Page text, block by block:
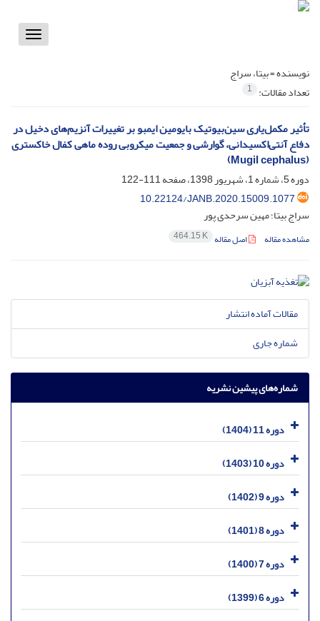
Toggle
نویسنده =بیتا، سراج
تعداد مقالات: 1
تأثیر مکمل‌یاری سین‌بیوتیک بایومین ایمبو بر تغییرات آنزیم‌های دخیل در
دفاع آنتی‌اکسیدانی، گوارشی و جمعیت میکروبی روده ماهی کفال خاکستری
(Mugil cephalus)
دوره 5، شماره 1، شهریور 1398، صفحه
111-122
10.22124/JANB.2020.15009.1077
سراج بیتا؛ مهین سرحدی پور
مشاهده مقاله اصل مقاله 464.15 K
مقالات آماده انتشار
شماره جاری
شماره‌های پیشین نشریه
دوره 11 (1404)
دوره 10 (1403)
دوره 9 (1402)
دوره 8 (1401)
دوره 7 (1400)
دوره 6 (1399)